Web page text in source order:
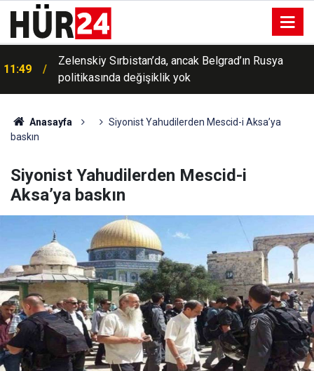
11:49
Zelenskiy Sırbistan’da, ancak Belgrad’ın Rusya
politikasında değişiklik yok
Anasayfa
Siyonist Yahudilerden Mescid-i Aksa’ya
baskın
Siyonist Yahudilerden Mescid-i
Aksa’ya baskın